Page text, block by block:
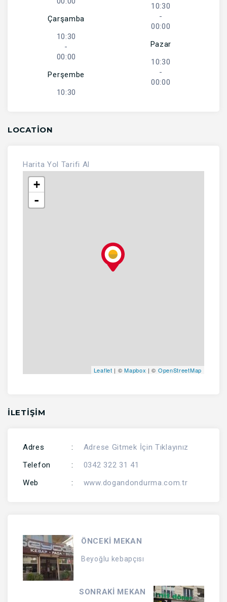
Çarşamba
10:30
-
00:00
Perşembe
10:30
10:30
-
00:00
Pazar
10:30
-
00:00
LOCATION
Harita Yol Tarifi Al
+
-
Leaflet | ©Mapbox | © OpenStreetMap
İLETİŞİM
Adres :
Adrese Gitmek İçin Tıklayınız
Telefon
:
0342 322 31 41
Web
: www.dogandondurma.com.tr
ÖNCEKİ MEKAN
Beyoğlu kebapçısı
SONRAKİ MEKAN